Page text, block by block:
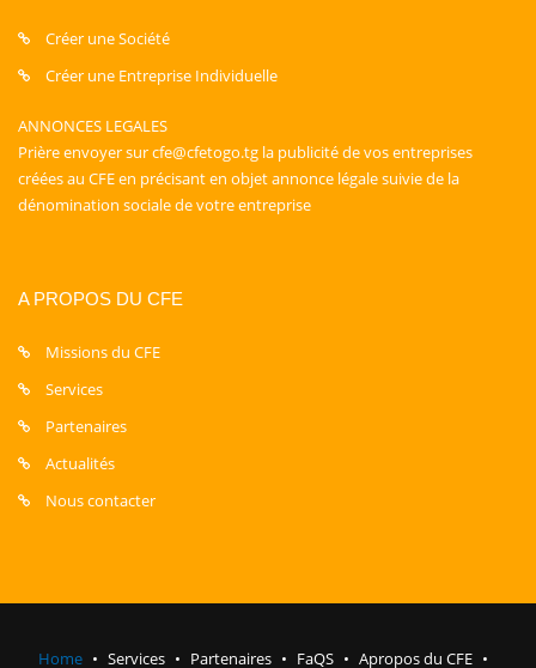
Créer une Société
Créer une Entreprise Individuelle
ANNONCES LEGALES
Prière envoyer sur cfe@cfetogo.tg la publicité de vos entreprises
créées au CFE en précisant en objet annonce légale suivie de la
dénomination sociale de votre entreprise
A PROPOS DU CFE
Missions du CFE
Services
Partenaires
Actualités
Nous contacter
Home Services Partenaires FaQS Apropos du CFE